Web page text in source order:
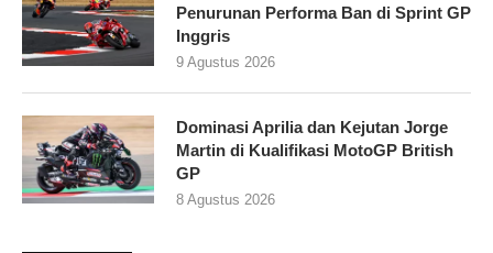
Penurunan Performa Ban di Sprint GP
Inggris
9 Agustus 2026
Dominasi Aprilia dan Kejutan Jorge
Martin di Kualifikasi MotoGP British
GP
8 Agustus 2026